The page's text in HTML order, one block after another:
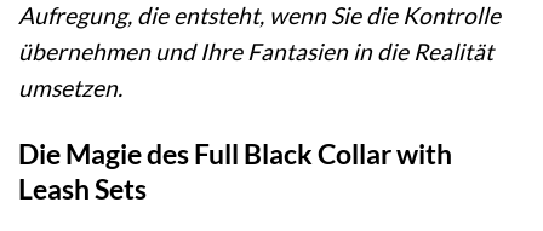
Aufregung, die entsteht, wenn Sie die Kontrolle
übernehmen und Ihre Fantasien in die Realität
umsetzen.
Die Magie des Full Black Collar with
Leash Sets